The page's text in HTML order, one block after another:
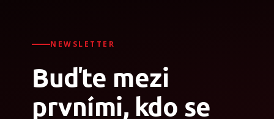
NEWSLETTER
Buďte mezi
prvními, kdo se